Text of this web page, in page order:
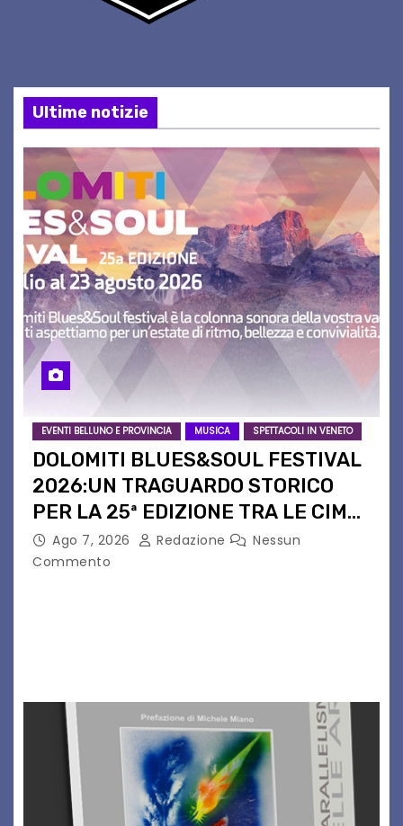
Ultime notizie
EVENTI BELLUNO E PROVINCIA MUSICA SPETTACOLI IN VENETO
DOLOMITI BLUES&SOUL FESTIVAL
2026:UN TRAGUARDO STORICO
PER LA 25ª EDIZIONE TRA LE CIME
PATRIMONIO UNESCO
Ago 7, 2026 Redazione
Nessun
Commento